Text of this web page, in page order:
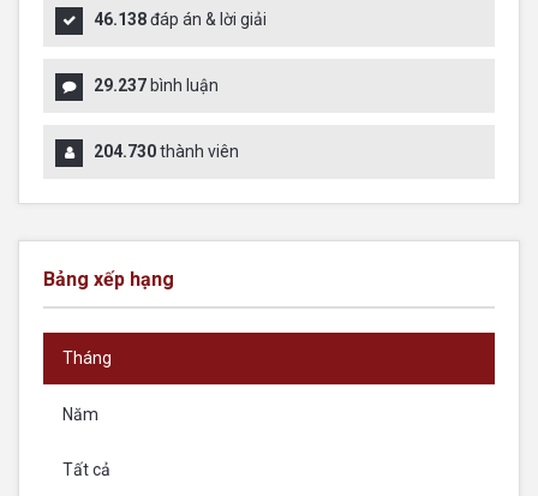
46.138đáp án & lời giải
29.237 bình luận
204.730thành viên
Bảng xếp hạng
Tháng
Năm
Tất cả